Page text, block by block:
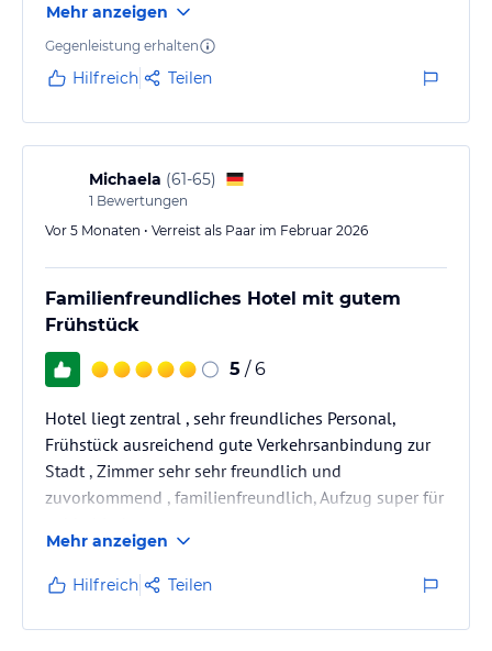
Mehr anzeigen
Gegenleistung erhalten
Hilfreich Teilen
Michaela (61-65)
1 Bewertungen
Vor 5 Monaten • Verreist als Paar im Februar 2026
Familienfreundliches Hotel mit gutem
Frühstück
5 / 6
Hotel liegt zentral , sehr freundliches Personal,
Frühstück ausreichend gute Verkehrsanbindung zur
Stadt , Zimmer sehr sehr freundlich und
zuvorkommend , familienfreundlich, Aufzug super für
Mehr anzeigen
Hilfreich Teilen